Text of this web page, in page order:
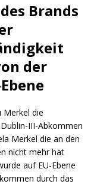
Brands
der
Merkel die
III-Abkommen
Merkel die an den
nicht mehr hat
auf EU-Ebene
durch das